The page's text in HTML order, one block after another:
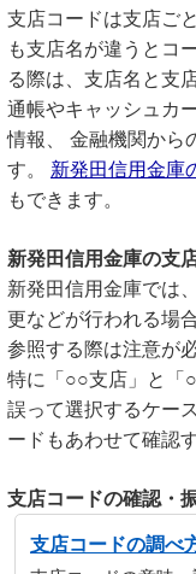
支店コードは支店ご
も支店名が違うとコ
る際は、支店名と支
通帳やキャッシュカ
情報、 金融機関から
す。 新発田信用金庫
もできます。
新発田信用金庫の支
新発田信用金庫では
更などが行われる場
参照する際は注意が
特に「○○支店」と「
誤って選択するケー
ードもあわせて確認
支店コードの確認・
支店コードの調べ